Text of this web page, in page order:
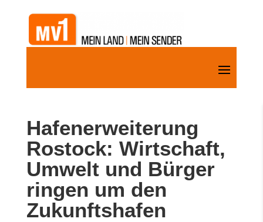
Hafenerweiterung
Rostock: Wirtschaft,
Umwelt und Bürger
ringen um den
Zukunftshafen